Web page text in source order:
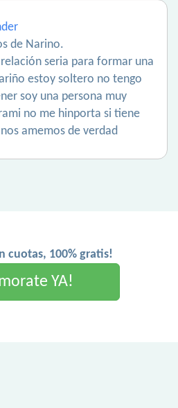
de Narino.
seria para formar una
estoy soltero no tengo
soy una persona muy
no me hinporta si tiene
amemos de verdad
cuotas, 100% gratis!
YA!